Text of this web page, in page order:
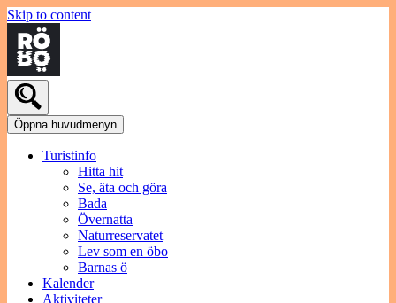
Skip to content
Öppna huvudmenyn
Turistinfo
Hitta hit
Se, äta och göra
Bada
Övernatta
Naturreservatet
Lev som en öbo
Barnas ö
Kalender
Aktiviteter